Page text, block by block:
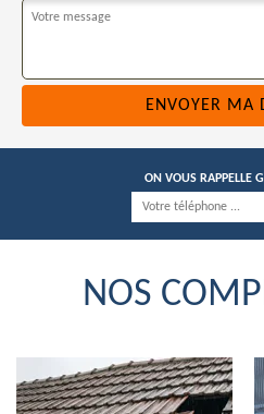
ON VOUS RAPPELLE
NOS